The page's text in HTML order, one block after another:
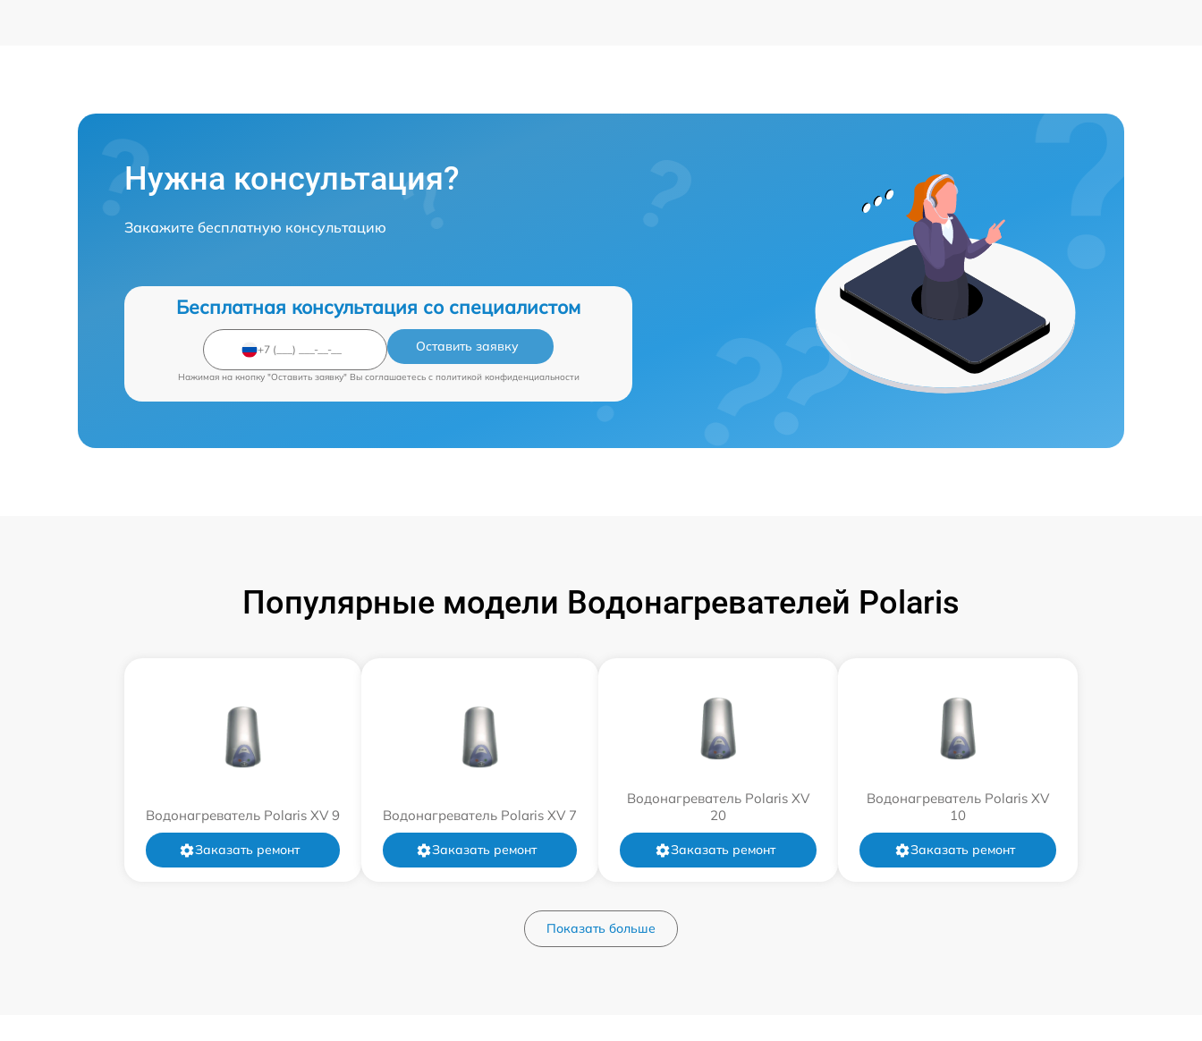
Нужна консультация?
Закажите бесплатную консультацию
Бесплатная консультация со специалистом
Оставить заявку
Нажимая на кнопку "Оставить заявку" Вы соглашаетесь c политикой конфиденциальности
Популярные модели Водонагревателей Polaris
Водонагреватель Polaris XV 9
Заказать ремонт
Водонагреватель Polaris XV 7
Заказать ремонт
Водонагреватель Polaris XV
20
Заказать ремонт
Водонагреватель Polaris XV
10
Заказать ремонт
Показать больше